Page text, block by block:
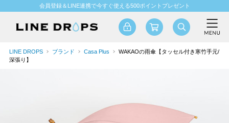
会員登録＆LINE連携で今すぐ使える500ポイントプレゼント
LINE DROPS ブランド Casa Plus
WAKAOの雨傘【タッセル付き寒竹手元/
深張り】